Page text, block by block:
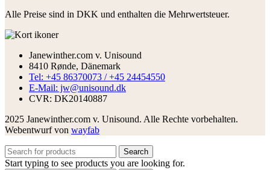
Alle Preise sind in DKK und enthalten die Mehrwertsteuer.
Janewinther.com v. Unisound
8410 Rønde, Dänemark
Tel: +45 86370073 / +45 24454550
E-Mail: jw@unisound.dk
CVR: DK20140887
2025 Janewinther.com v. Unisound. Alle Rechte vorbehalten.
Webentwurf von wayfab
Search
Start typing to see products you are looking for.